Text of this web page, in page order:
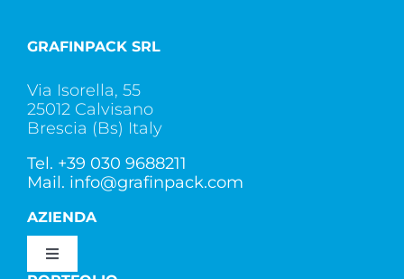
GRAFINPACK SRL
Via Isorella, 55
25012 Calvisano
Brescia (Bs) Italy
Tel. +39 030 9688211
Mail. info@grafinpack.com
AZIENDA
Toggle